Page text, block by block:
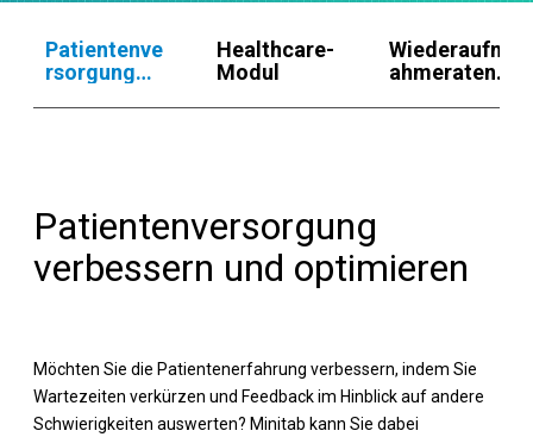
Patientenve
rsorgung
Healthcare-
Modul
Wiederaufn
ahmeraten
Patientenversorgung
verbessern und optimieren
Möchten Sie die Patientenerfahrung verbessern, indem Sie
Wartezeiten verkürzen und Feedback im Hinblick auf andere
Schwierigkeiten auswerten? Minitab kann Sie dabei